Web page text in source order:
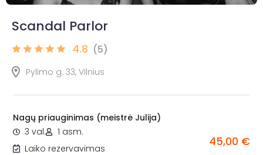
Scandal Parlor
4.8 (5)
Pylimo g. 33, Vilnius
Nagų priauginimas (meistrė Julija)
3 val.
1 asm.
Laiko rezervavimas
45,00 €